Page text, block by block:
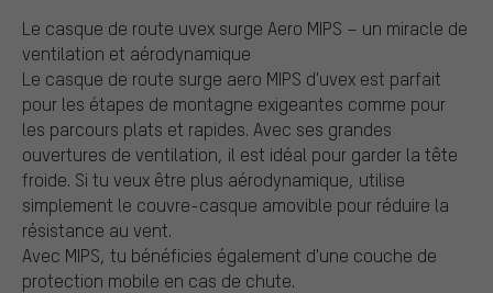
Le casque de route uvex surge Aero MIPS – un miracle de
ventilation et aérodynamique
Le casque de route surge aero MIPS d'uvex est parfait
pour les étapes de montagne exigeantes comme pour
les parcours plats et rapides. Avec ses grandes
ouvertures de ventilation, il est idéal pour garder la tête
froide. Si tu veux être plus aérodynamique, utilise
simplement le couvre-casque amovible pour réduire la
résistance au vent.
Avec MIPS, tu bénéficies également d'une couche de
protection mobile en cas de chute.